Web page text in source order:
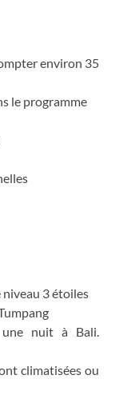
environ 35
le programme
3 étoiles
une nuit à Bali.
climatisées ou